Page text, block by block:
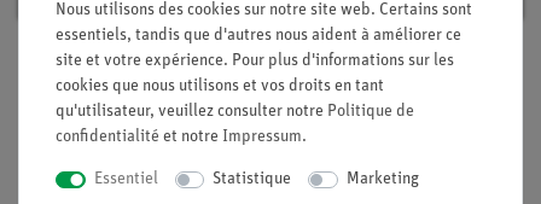
Description
Principe
Nous utilisons des cookies sur notre site web. Certains sont
essentiels, tandis que d'autres nous aident à améliorer ce
site et votre expérience. Pour plus d'informations sur les
cookies que nous utilisons et vos droits en tant
qu'utilisateur, veuillez consulter notre Politique de
confidentialité et notre Impressum.
Essentiel Statistique Marketing